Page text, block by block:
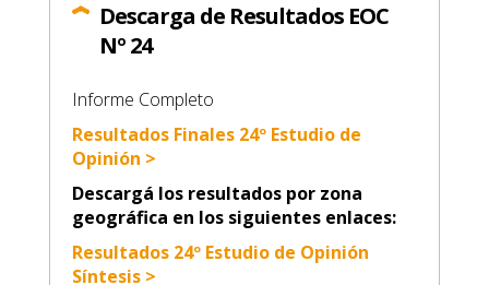
Descarga de Resultados EOC
Nº 24
Informe Completo
Resultados Finales 24º Estudio de
Opinión >
Descargá los resultados por zona
geográfica en los siguientes enlaces:
Resultados 24º Estudio de Opinión
Síntesis >